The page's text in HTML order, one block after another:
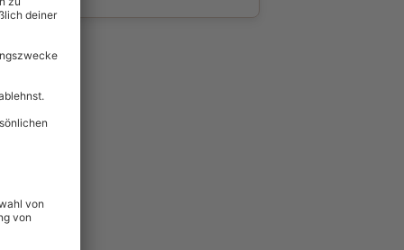
für alle Erlebnisse
°P